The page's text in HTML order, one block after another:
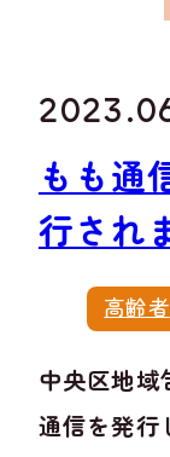
もも通
行され
高齢者
中央区地域
通信を発行